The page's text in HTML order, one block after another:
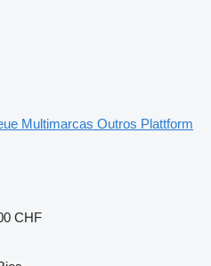
Multimarcas Outros Plattform
CHF